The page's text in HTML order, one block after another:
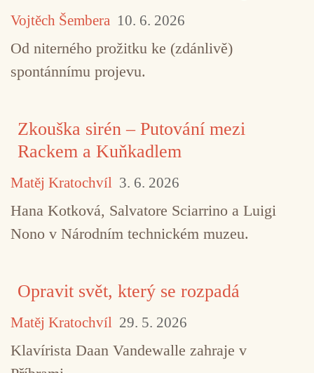
Vojtěch Šembera 10. 6. 2026
Od niterného prožitku ke (zdánlivě)
spontánnímu projevu.
Zkouška sirén – Putování mezi
Rackem a Kuňkadlem
Matěj Kratochvíl 3. 6. 2026
Hana Kotková, Salvatore Sciarrino a Luigi
Nono v Národním technickém muzeu.
Opravit svět, který se rozpadá
Matěj Kratochvíl 29. 5. 2026
Klavírista Daan Vandewalle zahraje v